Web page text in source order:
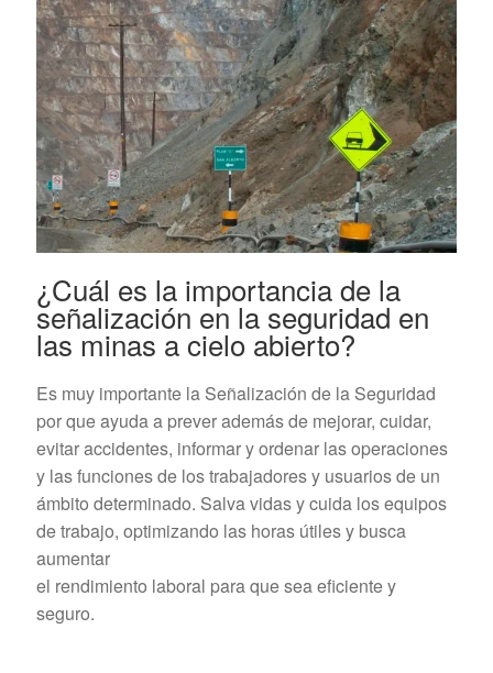
¿Cuál es la importancia de la
señalización en la seguridad en
las minas a cielo abierto?
Es muy importante la Señalización de la Seguridad
por que ayuda a prever además de mejorar, cuidar,
evitar accidentes, informar y ordenar las operaciones
y las funciones de los trabajadores y usuarios de un
ámbito determinado. Salva vidas y cuida los equipos
de trabajo, optimizando las horas útiles y busca
aumentar
el rendimiento laboral para que sea eficiente y
seguro.